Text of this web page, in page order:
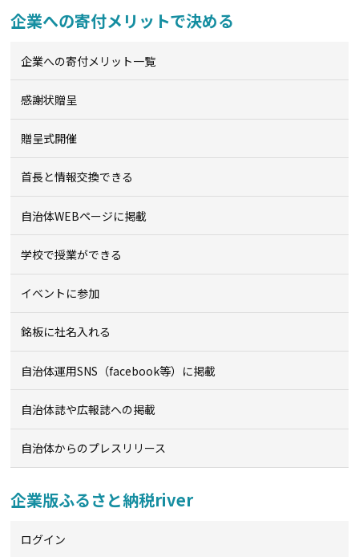
企業への寄付メリットで決める
企業への寄付メリット一覧
感謝状贈呈
贈呈式開催
首長と情報交換できる
自治体WEBページに掲載
学校で授業ができる
イベントに参加
銘板に社名入れる
自治体運用SNS（facebook等）に掲載
自治体誌や広報誌への掲載
自治体からのプレスリリース
企業版ふるさと納税river
ログイン